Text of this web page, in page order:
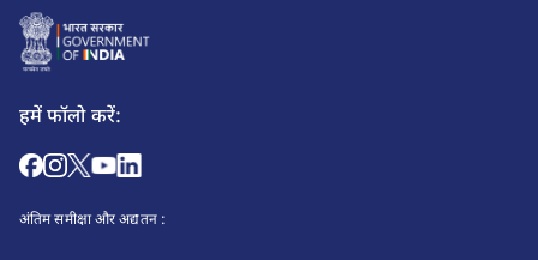
हमें फॉलो करें:
अंतिम समीक्षा और अद्यतन :